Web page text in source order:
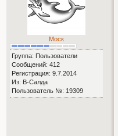
Моск
Группа: Пользователи
Сообщений: 412
Регистрация: 9.7.2014
Из: В-Салда
Пользователь №: 19309